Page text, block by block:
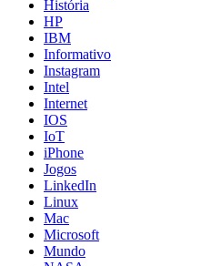
História
HP
IBM
Informativo
Instagram
Intel
Internet
IOS
IoT
iPhone
Jogos
LinkedIn
Linux
Mac
Microsoft
Mundo